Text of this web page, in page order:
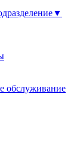
обслуживание